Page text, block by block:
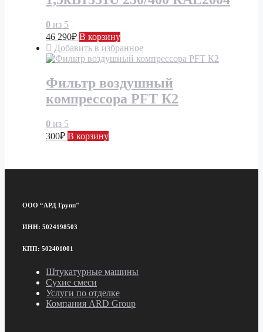
0 из 5
46 290₽ В корзину
Добавить в избранное
Фильтр воздушный
компрессора PFT К2
0 из 5
300₽ В корзину
ООО “АРД Групп"
ИНН: 5024198503
КПП: 502401001
Штукатурные машины
Сухие смеси
Услуги по отделке
Компания ARD Group